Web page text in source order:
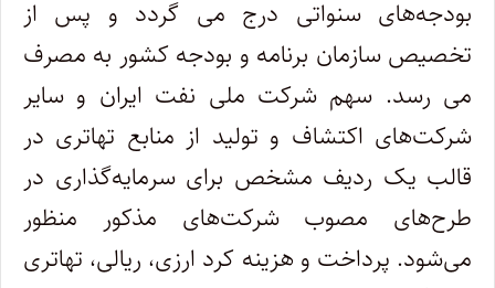
بودجه‌های سنواتی درج می گردد و پس از
تخصیص سازمان برنامه و بودجه کشور به مصرف
می رسد. سهم شرکت ملی نفت ایران و سایر
شرکت‌های اکتشاف و تولید از منابع تهاتری در
قالب یک ردیف مشخص برای سرمایه‌گذاری در
طرح‌های مصوب شرکت‌های مذکور منظور
می‌شود. پرداخت و هزینه کرد ارزی، ریالی، تهاتری